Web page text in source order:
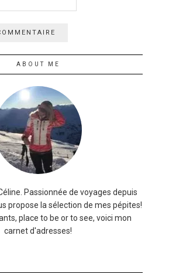
ABOUT ME
Passionnée de voyages depuis
propose la sélection de mes pépites!
place to be or to see, voici mon
carnet d'adresses!